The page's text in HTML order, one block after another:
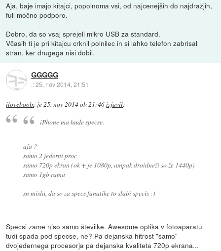
Aja, baje imajo kitajci, popolnoma vsi, od najcenejših do najdražjih,
full močno podporo.
Dobro, da so vsaj sprejeli mikro USB za standard.
Včasih ti je pri kitajcu crknil polnilec in si lahko telefon zabrisal
stran, ker drugega nisi dobil.
GGGGG
::25. nov 2014, 21:51
iloveboobz je25. nov 2014 ob 21:46izjavil:
iPhone ma hude specse.
aja ?
samo 2 jederni proc
samo 720p ekran (ok + je 1080p, ampak droidneži so že 1440p)
samo 1gb rama
sn mislu, da so za specs fanatike to slabi specis :)
Specsi zame niso samo številke. Awesome optika v fotoaparatu
tudi spada pod specse, ne? Pa dejanska hitrost "samo"
dvojedernega procesorja pa dejanska kvaliteta 720p ekrana...